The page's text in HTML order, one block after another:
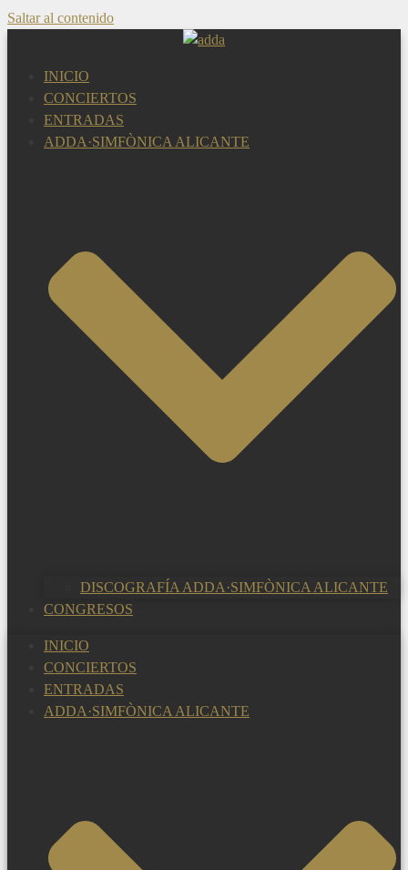
Saltar al contenido
INICIO
CONCIERTOS
ENTRADAS
ADDA·SIMFÒNICA ALICANTE
DISCOGRAFÍA ADDA·SIMFÒNICA ALICANTE
CONGRESOS
INICIO
CONCIERTOS
ENTRADAS
ADDA·SIMFÒNICA ALICANTE